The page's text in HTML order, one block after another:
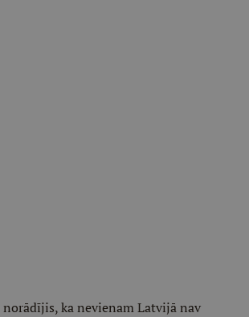
norādījis, ka nevienam Latvijā nav